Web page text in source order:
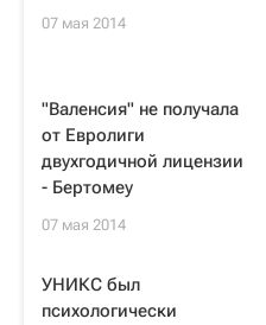
07 мая 2014
"Валенсия" не получала
от Евролиги
двухгодичной лицензии
- Бертомеу
07 мая 2014
УНИКС был
психологически